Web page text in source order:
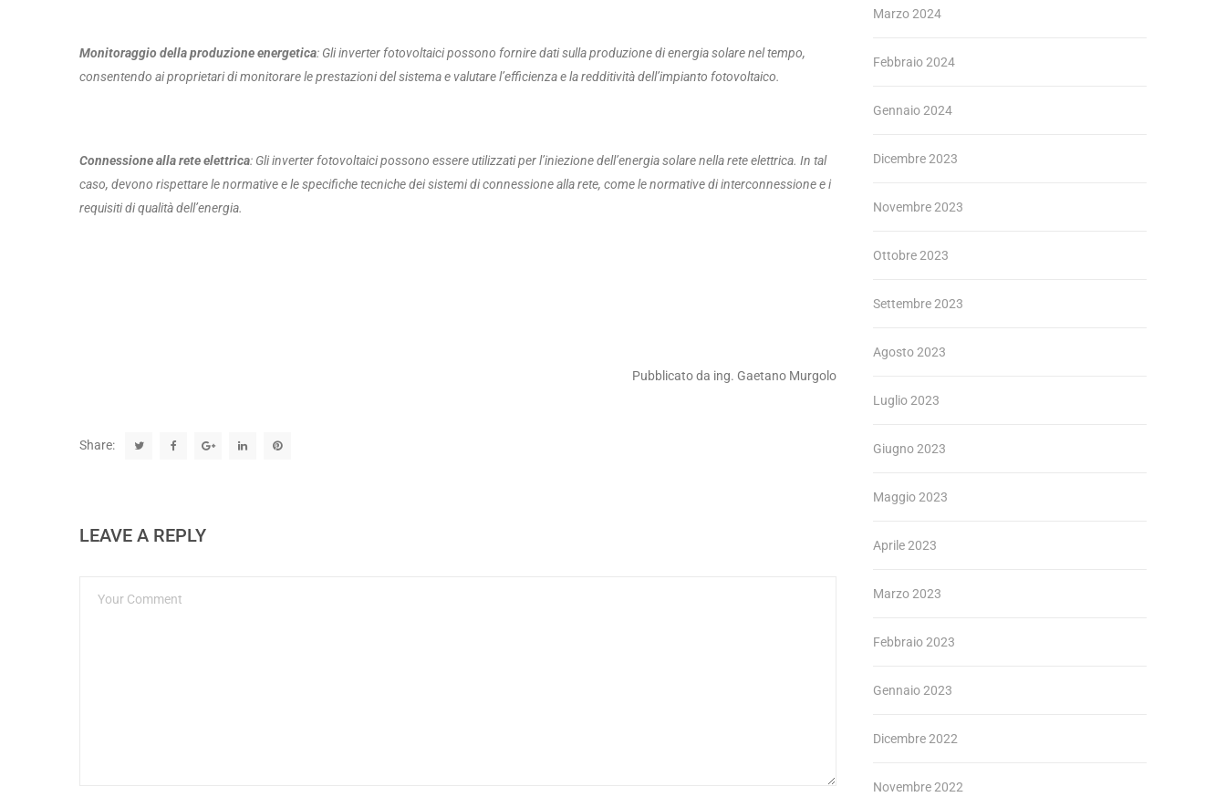
Monitoraggio della produzione energetica: Gli inverter fotovoltaici possono fornire dati sulla produzione di energia solare nel tempo,
consentendo ai proprietari di monitorare le prestazioni del sistema e valutare l’efficienza e la redditività dell’impianto fotovoltaico.
Connessione alla rete elettrica: Gli inverter fotovoltaici possono essere utilizzati per l’iniezione dell’energia solare nella rete elettrica. In tal
caso, devono rispettare le normative e le specifiche tecniche dei sistemi di connessione alla rete, come le normative di interconnessione e i
requisiti di qualità dell’energia.
Pubblicato da ing. Gaetano Murgolo
Share:
LEAVE A REPLY
Marzo 2024
Febbraio 2024
Gennaio 2024
Dicembre 2023
Novembre 2023
Ottobre 2023
Settembre 2023
Agosto 2023
Luglio 2023
Giugno 2023
Maggio 2023
Aprile 2023
Marzo 2023
Febbraio 2023
Gennaio 2023
Dicembre 2022
Novembre 2022